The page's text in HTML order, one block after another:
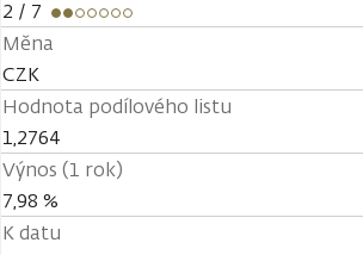
2 / 7
Měna
CZK
Hodnota podílového listu
1,2764
Výnos (1 rok)
7,98 %
K datu